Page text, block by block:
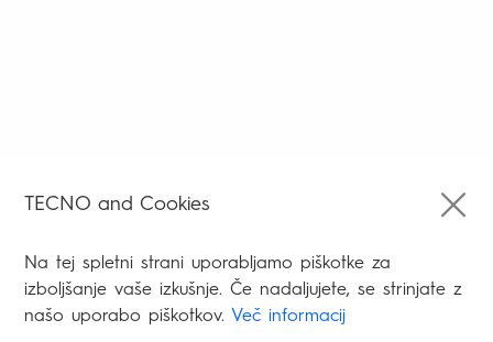
TECNO and Cookies
Na tej spletni strani uporabljamo piškotke za
izboljšanje vaše izkušnje. Če nadaljujete, se strinjate z
našo uporabo piškotkov. Več informacij